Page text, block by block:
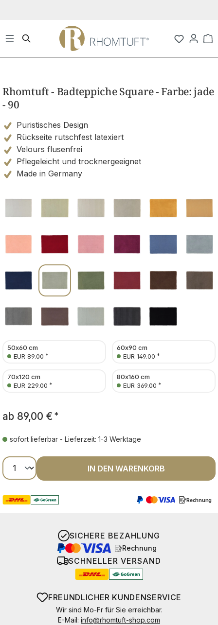
Rhomtuft - Badteppiche Square - Farbe: jade
- 90
Puristisches Design
Rückseite rutschfest latexiert
Velours flusenfrei
Pflegeleicht und trocknergeeignet
Made in Germany
50x60 cm
EUR 89.00 *
60x90 cm
EUR 149.00 *
70x120 cm
EUR 229.00 *
80x160 cm
EUR 369.00 *
ab 89,00 € *
sofort lieferbar - Lieferzeit: 1-3 Werktage
Produkt Anzahl: Gib den gewünschten
IN DEN WARENKORB
Rechnung
SICHERE BEZAHLUNG
Rechnung
SCHNELLER VERSAND
FREUNDLICHER KUNDENSERVICE
Wir sind Mo-Fr für Sie erreichbar.
E-Mail: info@rhomtuft-shop.com